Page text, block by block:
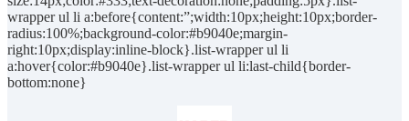
wrapper ul li a:before{content:”;width:10px;height:10px;border-
radius:100%;background-color:#b9040e;margin-
right:10px;display:inline-block}.list-wrapper ul li
a:hover{color:#b9040e}.list-wrapper ul li:last-child{border-
bottom:none}